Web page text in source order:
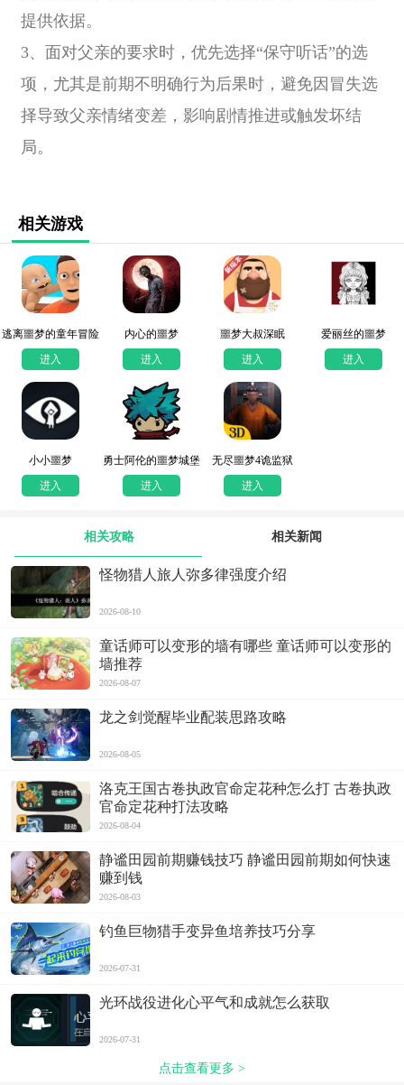
提供依据。
3、面对父亲的要求时，优先选择“保守听话”的选
项，尤其是前期不明确行为后果时，避免因冒失选
择导致父亲情绪变差，影响剧情推进或触发坏结
局。
相关游戏
逃离噩梦的童年冒险
进入
内心的噩梦
进入
噩梦大叔深眠
进入
爱丽丝的噩梦
进入
小小噩梦
进入
勇士阿伦的噩梦城堡
冒险记
进入
无尽噩梦4诡监狱
进入
相关攻略 相关新闻
怪物猎人旅人弥多律强度介绍
2026-08-10
童话师可以变形的墙有哪些 童话师可以变形的
墙推荐
2026-08-07
龙之剑觉醒毕业配装思路攻略
2026-08-05
洛克王国古卷执政官命定花种怎么打 古卷执政
官命定花种打法攻略
2026-08-04
静谧田园前期赚钱技巧 静谧田园前期如何快速
赚到钱
2026-08-03
钓鱼巨物猎手变异鱼培养技巧分享
2026-07-31
光环战役进化心平气和成就怎么获取
2026-07-31
点击查看更多 >